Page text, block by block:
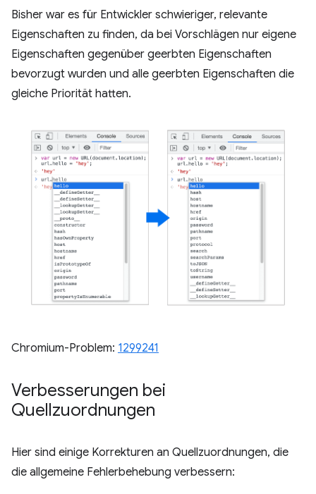
Bisher war es für Entwickler schwieriger, relevante
Eigenschaften zu finden, da bei Vorschlägen nur eigene
Eigenschaften gegenüber geerbten Eigenschaften
bevorzugt wurden und alle geerbten Eigenschaften die
gleiche Priorität hatten.
Chromium-Problem: 1299241
Verbesserungen bei
Quellzuordnungen
Hier sind einige Korrekturen an Quellzuordnungen, die
die allgemeine Fehlerbehebung verbessern: